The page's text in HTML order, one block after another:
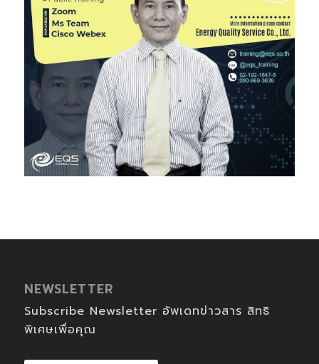
NEWSLETTER
Subscribe Newsletter อัพเดทข่าวสาร สิทธิ
พิเศษเพื่อคุณ